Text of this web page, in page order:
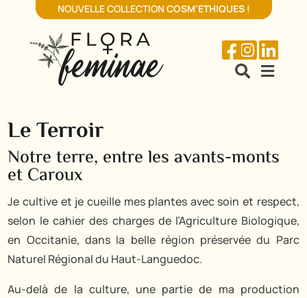
NOUVELLE COLLECTION COSM'ETHIQUES!
  
 
Le Terroir
Notre terre, entre les avants-monts
et Caroux
Je cultive et je cueille mes plantes avec soin et respect,
selon le cahier des charges de l’Agriculture Biologique,
en Occitanie, dans la belle région préservée du Parc
Naturel Régional du Haut-Languedoc.
Au-delà de la culture, une partie de ma production